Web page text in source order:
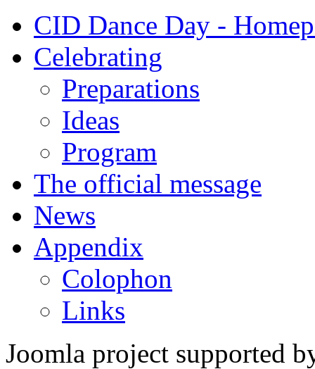
CID Dance Day -
Celebrating
Preparations
Ideas
Program
The official message
News
Appendix
Colophon
Links
Joomla project supported